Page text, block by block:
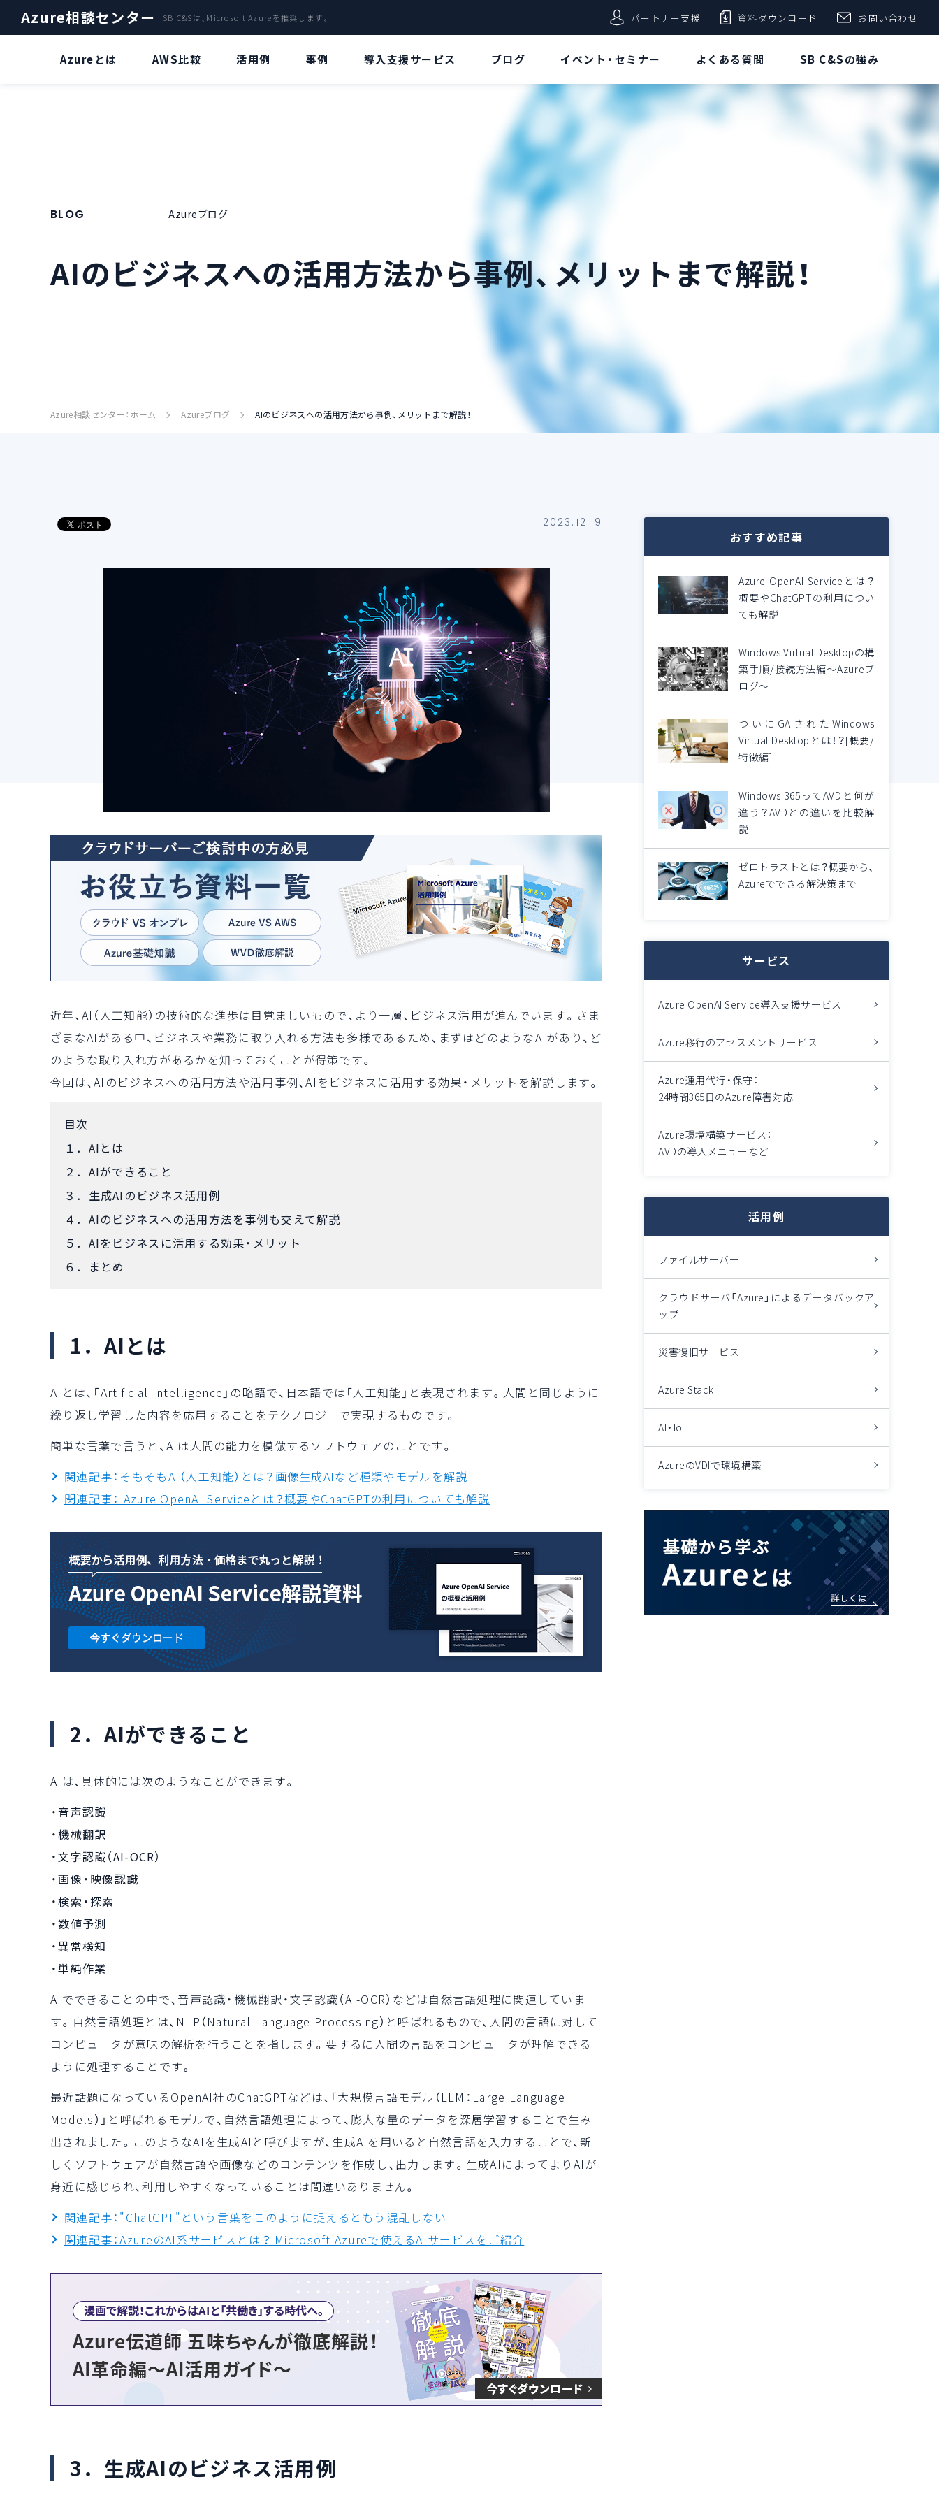
Azure相談センター SB C&Sは、Microsoft Azureを推奨します。 パートナー支援 資料ダウンロード お問い合わせ
Azureとは AWS比較 活用例
Azure Stack
AzureのVDIで環境構築
事例 導入支援サービス ブログ
Azure OpenAI Serviceのビジネス
Azure OpenAI Serviceリソースデ
プロイについて
Azure Virtual
Desktopとは!?[構
リソースグループ
仮想ネットワーク
イベント・セミナー よくある質問 SB C&Sの強み
BLOG Azureブログ
AIのビジネスへの活用方法から事例、メリットまで解説！
Azure相談センター：ホーム Azureブログ AIのビジネスへの活用方法から事例、メリットまで解説！
2023.12.19
近年、AI（人工知能）の技術的な進歩は目覚ましいもので、より一層、ビジネス活用が進んでいます。さま
ざまなAIがある中、ビジネスや業務に取り入れる方法も多様であるため、まずはどのようなAIがあり、ど
のような取り入れ方があるかを知っておくことが得策です。
今回は、AIのビジネスへの活用方法や活用事例、AIをビジネスに活用する効果・メリットを解説します。
目次
１．AIとは
２．AIができること
３．生成AIのビジネス活用例
４．AIのビジネスへの活用方法を事例も交えて解説
５．AIをビジネスに活用する効果・メリット
６．まとめ
1．AIとは
AIとは、「Artificial Intelligence」の略語で、日本語では「人工知能」と表現されます。人間と同じように
繰り返し学習した内容を応用することをテクノロジーで実現するものです。
簡単な言葉で言うと、AIは人間の能力を模倣するソフトウェアのことです。
関連記事：そもそもAI（人工知能）とは？画像生成AIなど種類やモデルを解説
関連記事： Azure OpenAI Serviceとは？概要やChatGPTの利用についても解説
2．AIができること
AIは、具体的には次のようなことができます。
・音声認識
・機械翻訳
・文字認識（AI-OCR）
・画像・映像認識
・検索・探索
・数値予測
・異常検知
・単純作業
AIでできることの中で、音声認識・機械翻訳・文字認識（AI-OCR）などは自然言語処理に関連していま
す。自然言語処理とは、NLP（Natural Language Processing）と呼ばれるもので、人間の言語に対して
コンピュータが意味の解析を行うことを指します。要するに人間の言語をコンピュータが理解できる
ように処理することです。
最近話題になっているOpenAI社のChatGPTなどは、「大規模言語モデル（LLM：Large Language
Models）」と呼ばれるモデルで、自然言語処理によって、膨大な量のデータを深層学習することで生み
出されました。このようなAIを生成AIと呼びますが、生成AIを用いると自然言語を入力することで、新
しくソフトウェアが自然言語や画像などのコンテンツを作成し、出力します。生成AIによってよりAIが
身近に感じられ、利用しやすくなっていることは間違いありません。
関連記事："ChatGPT"という言葉をこのように捉えるともう混乱しない
関連記事：AzureのAI系サービスとは？ Microsoft Azureで使えるAIサービスをご紹介
3．生成AIのビジネス活用例
おすすめ記事
Azure OpenAI Serviceとは？
概要やChatGPTの利用につい
ても解説
Windows Virtual Desktopの構
築手順/接続方法編～Azureブ
ログ～
ついにGAされたWindows
Virtual Desktopとは！？[概要/
特徴編]
Windows 365ってAVDと何が
違う？AVDとの違いを比較解
説
ゼロトラストとは？概要から、
Azureでできる解決策まで
サービス
Azure OpenAI Service導入支援サービス
Azure移行のアセスメントサービス
Azure運用代行・保守：
24時間365日のAzure障害対応
Azure環境構築サービス：
AVDの導入メニューなど
活用例
ファイルサーバー
クラウドサーバ「Azure」によるデータバックア
ップ
災害復旧サービス
Azure Stack
AI・IoT
AzureのVDIで環境構築